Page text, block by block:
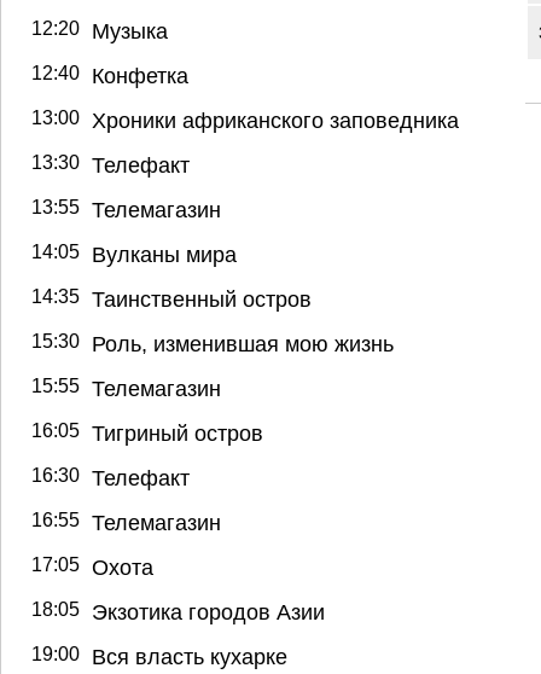
12:20 Музыка
12:40 Конфетка
13:00 Хроники африканского заповедника
13:30 Телефакт
13:55 Телемагазин
14:05 Вулканы мира
14:35 Таинственный остров
15:30 Роль, изменившая мою жизнь
15:55 Телемагазин
16:05 Тигриный остров
16:30 Телефакт
16:55 Телемагазин
17:05 Охота
18:05 Экзотика городов Азии
19:00 Вся власть кухарке